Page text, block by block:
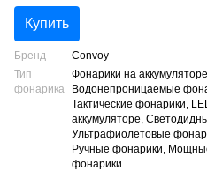
Купить
Бренд
Convoy
Тип
фонарика
Фонарики на
Водонепроницаемые
Тактические фонарики,
аккумуляторе,
Ультрафиолетовые
Ручные фонарики,
фонарики